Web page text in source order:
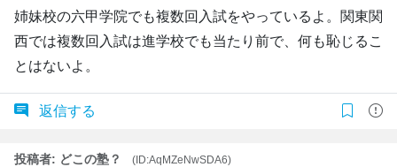
姉妹校の六甲学院でも複数回入試をやっているよ。関東関
西では複数回入試は進学校でも当たり前で、何も恥じるこ
とはないよ。
返信する
投稿者: どこの塾？
(ID:AqMZeNwSDA6)